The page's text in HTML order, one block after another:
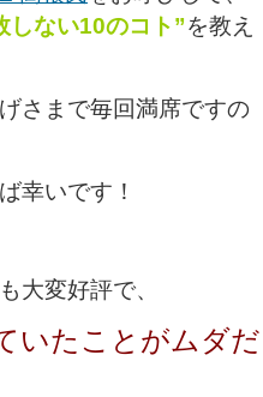
しない10のコト”を教え
さまで毎回満席ですの
幸いです！
大変好評で、
いたことがムダだ